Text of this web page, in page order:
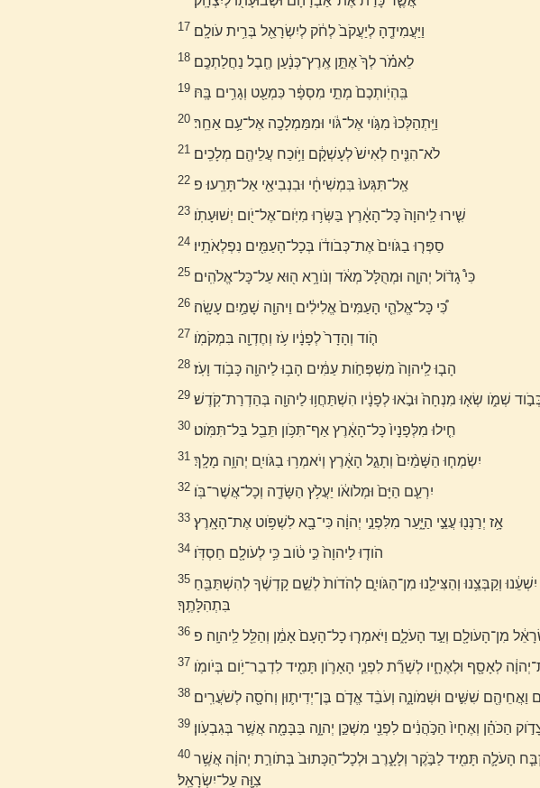
17 וַיַּעֲמִידֶ֤הָ לְיַעֲקֹב֙ לְחֹ֔ק לְיִשְׂרָאֵ֖ל בְּרִ֥ית עֹולָֽם׃
18 לֵאמֹ֗ר לְךָ֙ אֶתֵּ֣ן אֶֽרֶץ־כְּנָ֔עַן חֶ֖בֶל נַחֲלַתְכֶֽם׃
19 בִּֽהְיֹֽותְכֶם֙ מְתֵ֣י מִסְפָּ֔ר כִּמְעַ֖ט וְגָרִ֥ים בָּֽהּ׃
20 וַיִּֽתְהַלְּכוּ֙ מִגֹּ֣וי אֶל־גֹּ֔וי וּמִמַּמְלָכָ֖ה אֶל־עַ֥ם אַחֵֽר׃
21 לֹא־הִנִּ֤יחַ לְאִישׁ֙ לְעָשְׁקָ֔ם וַיֹּ֥וכַח עֲלֵיהֶ֖ם מְלָכִֽים׃
22 אַֽל־תִּגְּעוּ֙ בִּמְשִׁיחָ֔י וּבִנְבִיאַ֖י אַל־תָּרֵֽעוּ׃ פ
23 שִׁ֤ירוּ לַֽיהוָה֙ כָּל־הָאָ֔רֶץ בַּשְּׂר֥וּ מִיֹּֽום־אֶל־יֹ֖ום יְשׁוּעָתֹֽו׃
24 סַפְּר֤וּ בַגֹּויִם֙ אֶת־כְּבֹודֹ֔ו בְּכָל־הָעַמִּ֖ים נִפְלְאֹתָֽיו׃
25 כִּי֩ גָדֹ֨ול יְהוָ֤ה וּמְהֻלָּל֙ מְאֹ֔ד וְנֹורָ֥א ה֖וּא עַל־כָּל־אֱלֹהִֽים׃
26 כִּ֠י כָּל־אֱלֹהֵ֤י הָעַמִּים֙ אֱלִילִ֔ים וַיהוָ֖ה שָׁמַ֥יִם עָשָֽׂה׃
27 הֹ֤וד וְהָדָר֙ לְפָנָ֔יו עֹ֥ז וְחֶדְוָ֖ה בִּמְקֹמֹֽו׃
28 הָב֤וּ לַֽיהוָה֙ מִשְׁפְּחֹ֣ות עַמִּ֔ים הָב֥וּ לַיהוָ֖ה כָּבֹ֥וד וָעֹֽז׃
29 שְׁמֹ֑ו שְׂא֤וּ מִנְחָה֙ וּבֹ֣אוּ לְפָנָ֔יו הִשְׁתַּחֲו֥וּ לַיהוָ֖ה בְּהַדְרַת־קֹֽדֶשׁ׃
30 חִ֤ילוּ מִלְּפָנָיו֙ כָּל־הָאָ֔רֶץ אַף־תִּכֹּ֥ון תֵּבֵ֖ל בַּל־תִּמֹּֽוט׃
31 יִשְׂמְח֤וּ הַשָּׁמַ֨יִם֙ וְתָגֵ֣ל הָאָ֔רֶץ וְיֹאמְר֥וּ בַגֹּויִ֖ם יְהוָ֥ה מָלָֽךְ׃
32 יִרְעַ֤ם הַיָּם֙ וּמְלֹואֹ֔ו יַעֲלֹ֥ץ הַשָּׂדֶ֖ה וְכָל־אֲשֶׁר־בֹּֽו׃
33 אָ֥ז יְרַנְּנ֖וּ עֲצֵ֣י הַיָּ֑עַר מִלִּפְנֵ֣י יְהוָ֔ה כִּי־בָ֖א לִשְׁפֹּ֥וט אֶת־הָאָֽרֶץ׃
34 הֹוד֤וּ לַיהוָה֙ כִּ֣י טֹ֔וב כִּ֥י לְעֹולָ֖ם חַסְדֹּֽו׃
35
בִּתְהִלָּתֶֽךָ׃
36 מִן־הָעֹולָ֖ם וְעַ֣ד הָעֹלָ֑ם וַיֹּאמְר֤וּ כָל־הָעָם֙ אָמֵ֔ן וְהַלֵּ֖ל לַֽיהוָֽה׃ פ
37 לְאָסָ֖ף וּלְאֶחָ֑יו לְשָׁרֵ֞ת לִפְנֵ֧י הָאָרֹ֛ון תָּמִ֖יד לִדְבַר־יֹ֥ום בְּיֹומֹֽו׃
38 וַאֲחֵיהֶ֖ם שִׁשִּׁ֣ים וּשְׁמֹונָ֑ה וְעֹבֵ֨ד אֱדֹ֧ם בֶּן־יְדִית֛וּן וְחֹסָ֖ה לְשֹׁעֲרִֽים׃
39 הַכֹּהֵ֗ן וְאֶחָיו֙ הַכֹּ֣הֲנִ֔ים לִפְנֵ֖י מִשְׁכַּ֣ן יְהוָ֑ה בַּבָּמָ֖ה אֲשֶׁ֥ר בְּגִבְעֹֽון׃
40
צִוָּ֖ה עַל־יִשְׂרָאֵֽל׃